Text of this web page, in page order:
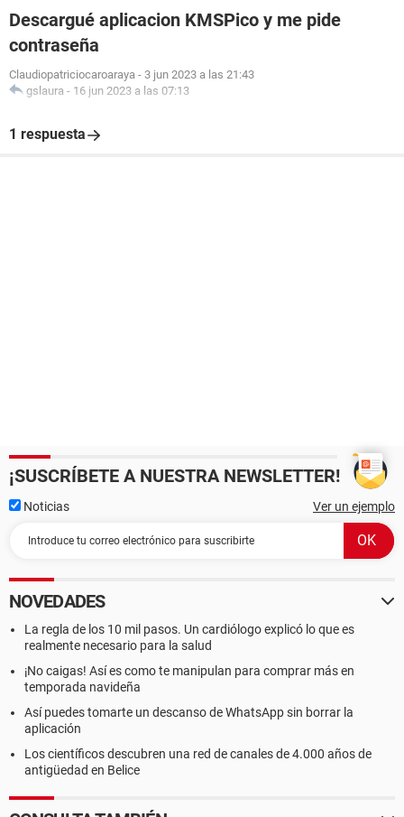
Descargué aplicacion KMSPico y me pide
contraseña
Claudiopatriciocaroaraya - 3 jun 2023 a las 21:43
gslaura - 16 jun 2023 a las 07:13
1 respuesta
¡SUSCRÍBETE A NUESTRA NEWSLETTER!
Noticias Ver un ejemplo
NOVEDADES
La regla de los 10 mil pasos. Un cardiólogo explicó lo que es
realmente necesario para la salud
¡No caigas! Así es como te manipulan para comprar más en
temporada navideña
Así puedes tomarte un descanso de WhatsApp sin borrar la
aplicación
Los científicos descubren una red de canales de 4.000 años de
antigüedad en Belice